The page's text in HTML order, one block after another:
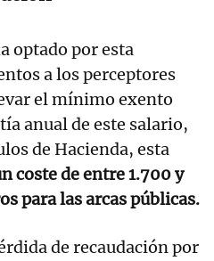
optado por esta
a los perceptores
el mínimo exento
anual de este salario,
de Hacienda, esta
coste de entre 1.700 y
para las arcas públicas.
de recaudación por